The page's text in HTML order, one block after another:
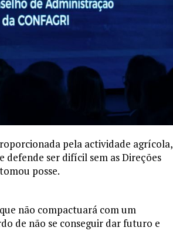
pela actividade agrícola,
ser difícil sem as Direções
posse.
não compactuará com um
de não se conseguir dar futuro e